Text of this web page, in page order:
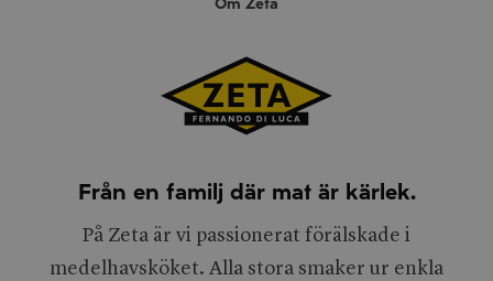
Om Zeta
Från en familj där mat är kärlek.
På Zeta är vi passionerat förälskade i
medelhavsköket. Alla stora smaker ur enkla